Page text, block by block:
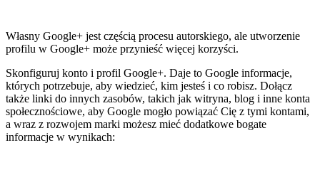
Własny Google+ jest częścią procesu autorskiego, ale utworzenie
profilu w Google+ może przynieść więcej korzyści.
Skonfiguruj konto i profil Google+. Daje to Google informacje,
których potrzebuje, aby wiedzieć, kim jesteś i co robisz. Dołącz
także linki do innych zasobów, takich jak witryna, blog i inne konta
społecznościowe, aby Google mogło powiązać Cię z tymi kontami,
a wraz z rozwojem marki możesz mieć dodatkowe bogate
informacje w wynikach: